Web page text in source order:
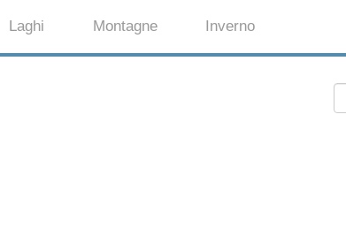
Laghi Montagne Inverno